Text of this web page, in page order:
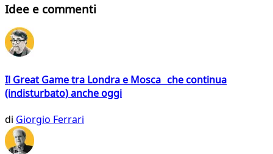
Idee e commenti
Il Great Game tra Londra e Mosca che continua
(indisturbato) anche oggi
di Giorgio Ferrari